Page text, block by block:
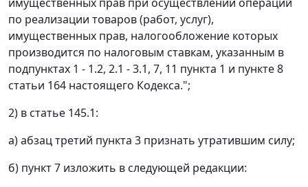
по реализации товаров (работ, услуг),
имущественных прав, налогообложение которых
производится по налоговым ставкам, указанным в
подпунктах 1 - 1.2, 2.1 - 3.1, 7, 11 пункта 1 и пункте 8
статьи 164 настоящего Кодекса.";
2) в статье 145.1:
а) абзац третий пункта 3 признать утратившим силу;
б) пункт 7 изложить в следующей редакции: